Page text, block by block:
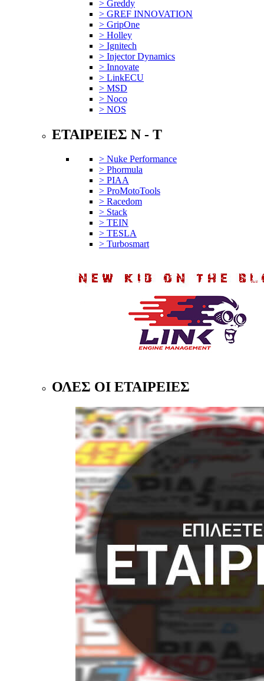
> Greddy
> GREF INNOVATION
> GripOne
> Holley
> Ignitech
> Injector Dynamics
> Innovate
> LinkECU
> MSD
> Noco
> NOS
ΕΤΑΙΡΕΙΕΣ N - T
> Nuke Performance
> Phormula
> PIAA
> ProMotoTools
> Racedom
> Stack
> TEIN
> TESLA
> Turbosmart
ΟΛΕΣ ΟΙ ΕΤΑΙΡΕΙΕΣ